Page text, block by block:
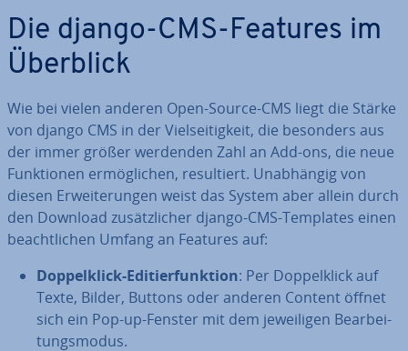
Die django-CMS-Features im
Überblick
Wie bei vielen anderen Open-Source-CMS liegt die Stärke
von django CMS in der Viel­sei­tig­keit, die besonders aus
der immer größer werdenden Zahl an Add-ons, die neue
Funk­tio­nen er­mög­li­chen, re­sul­tiert. Un­ab­hän­gig von
diesen Er­wei­te­run­gen weist das System aber allein durch
den Download zu­sätz­li­cher django-CMS-Templates einen
be­acht­li­chen Umfang an Features auf:
Dop­pel­klick-Edi­tier­funk­ti­on: Per Dop­pel­klick auf
Texte, Bilder, Buttons oder anderen Content öffnet
sich ein Pop-up-Fenster mit dem je­wei­li­gen Be­ar­bei­
tungs­mo­dus.